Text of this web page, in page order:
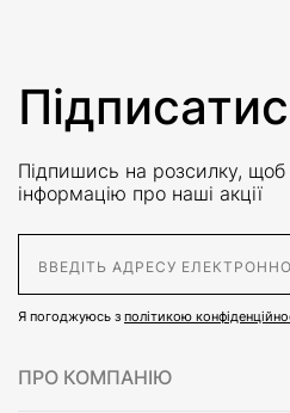
Підпишись на розсилку,
інформацію про наші акції
Я погоджуюсь з політикою
ПРО КОМПАНІЮ